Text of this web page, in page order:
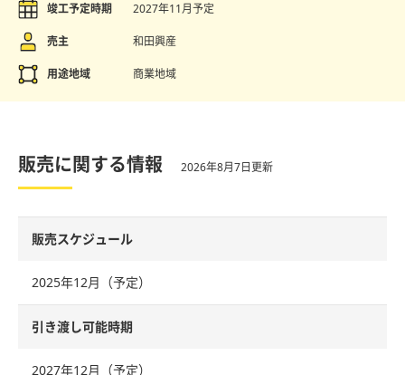
竣工予定時期 2027年11月予定
売主 和田興産
用途地域 商業地域
販売に関する情報 2026年8月7日更新
販売スケジュール
2025年12月（予定）
引き渡し可能時期
2027年12月（予定）